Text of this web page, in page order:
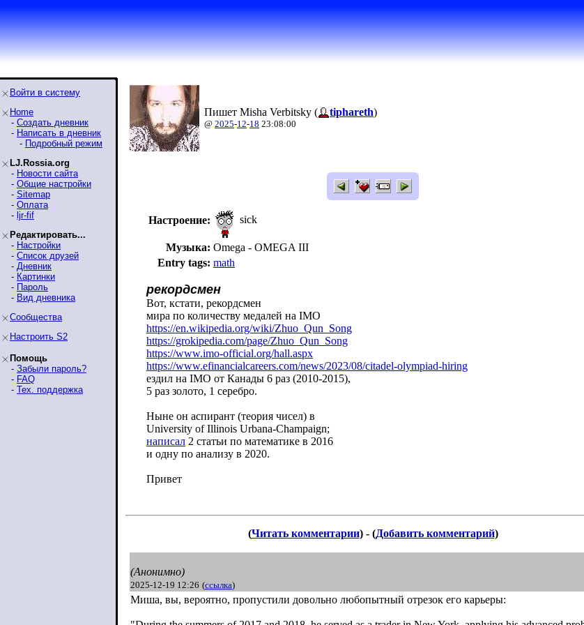
Войти в систему
Home
- Создать дневник
- Написать в дневник
- Подробный режим
LJ.Rossia.org
- Новости сайта
- Общие настройки
- Sitemap
- Оплата
- ljr-fif
Редактировать...
- Настройки
- Список друзей
- Дневник
- Картинки
- Пароль
- Вид дневника
Сообщества
Настроить S2
Помощь
- Забыли пароль?
- FAQ
- Тех. поддержка
Пишет Misha Verbitsky ( tiphareth)
@ 2025-12-18 23:08:00
Настроение: sick
Музыка: Omega - OMEGA III
Entry tags: math
рекордсмен
Вот, кстати, рекордсмен
мира по количеству медалей на IMO
https://en.wikipedia.org/wiki/Zhuo_Qun_ Song
https://grokipedia.com/page/Zhuo_Qun_Song
https://www.imo-official.org/hall.aspx
https://www.efinancialcareers.com/news/2023/08/citadel-olympiad-hiring
ездил на IMO от Канады 6 раз (2010-2015),
5 раз золото, 1 серебро.
Ныне он аспирант (теория чисел) в
University of Illinois Urbana-Champaign;
написал 2 статьи по математике в 2016
и одну по анализу в 2020.
Привет
(Читать комментарии) - (Добавить комментарий)
(Анонимно)
2025-12-19 12:26 (ссылка)
Миша, вы, вероятно, пропустили довольно любопытный отрезок его карьеры: